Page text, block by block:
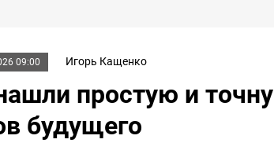
09:00 Игорь Кащенко
простую и
будущего